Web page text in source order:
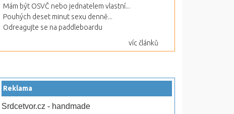
Mám být OSVČ nebo jednatelem vlastní...
Pouhých deset minut sexu denně...
Odreagujte se na paddleboardu
víc článků
Reklama
Srdcetvor.cz - handmade